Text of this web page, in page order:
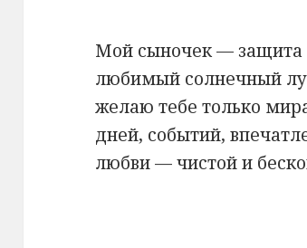
Мой сыночек — защита
любимый солнечный
желаю тебе только
дней, событий,
любви — чистой и